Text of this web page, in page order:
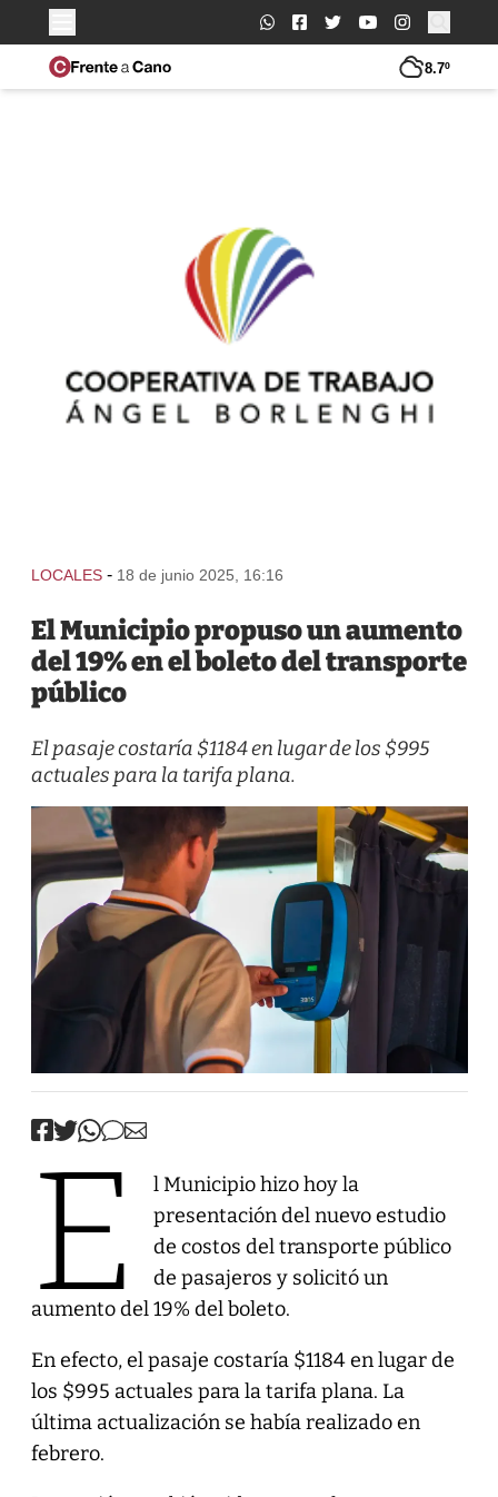
Buscar:
8.7º
LOCALES - 18 de junio 2025, 16:16
El Municipio propuso un aumento
del 19% en el boleto del transporte
público
El pasaje costaría $1184 en lugar de los $995
actuales para la tarifa plana.
E
l Municipio hizo hoy la
presentación del nuevo estudio
de costos del transporte público
de pasajeros y solicitó un
aumento del 19% del boleto.
En efecto, el pasaje costaría $1184 en lugar de
los $995 actuales para la tarifa plana. La
última actualización se había realizado en
febrero.